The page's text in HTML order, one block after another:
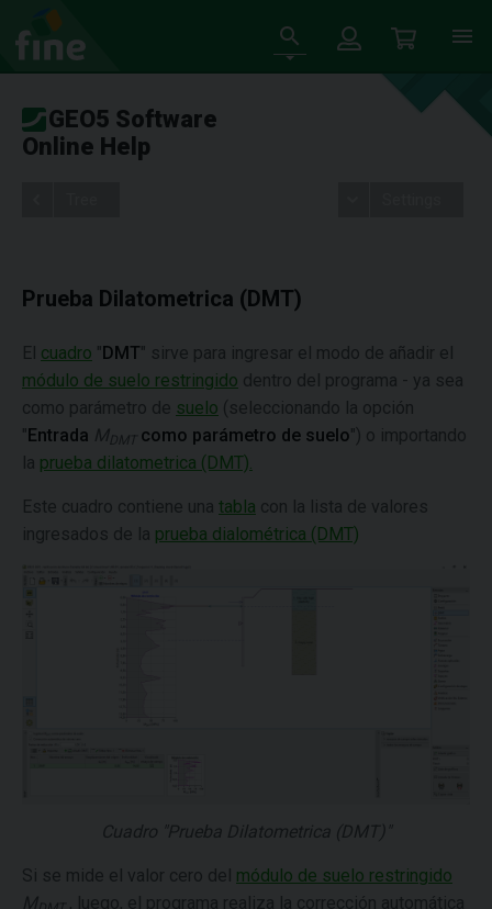
GEO5 Software
Online Help
Prueba Dilatometrica (DMT)
El cuadro "DMT" sirve para ingresar el modo de añadir el
módulo de suelo restringido dentro del programa - ya sea
como parámetro de suelo (seleccionando la opción
"Entrada MDMT como parámetro de suelo") o importando
la prueba dilatometrica (DMT).
Este cuadro contiene una tabla con la lista de valores
ingresados de la prueba dialométrica (DMT)
Cuadro "Prueba Dilatometrica (DMT)"
Si se mide el valor cero del módulo de suelo restringido
M
, luego, el programa realiza la corrección automática